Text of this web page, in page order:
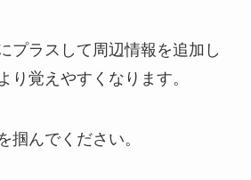
プラスして周辺情報を追加し
り覚えやすくなります。
掴んでください。